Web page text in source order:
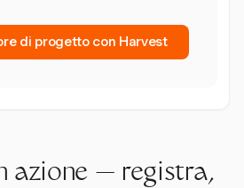
di progetto con Harvest
azione — registra,